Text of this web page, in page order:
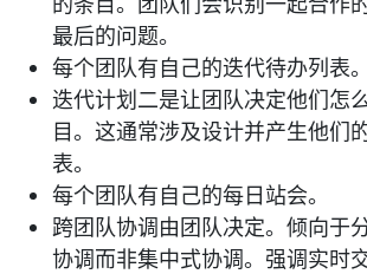
最后的问题。
每个团队有自己的迭代待办列表。
迭代计划二是让团队决定他们怎
目。这通常涉及设计并产生他们
表。
每个团队有自己的每日站会。
跨团队协调由团队决定。倾向于
协调而非集中式协调。强调实时